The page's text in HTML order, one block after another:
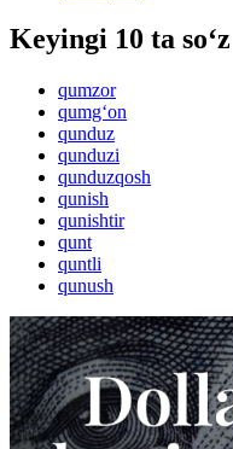
Keyingi 10 ta so‘z
qumzor
qumg‘on
qunduz
qunduzi
qunduzqosh
qunish
qunishtir
qunt
quntli
qunush